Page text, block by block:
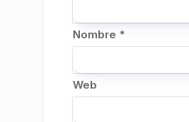
Nombre *
Web